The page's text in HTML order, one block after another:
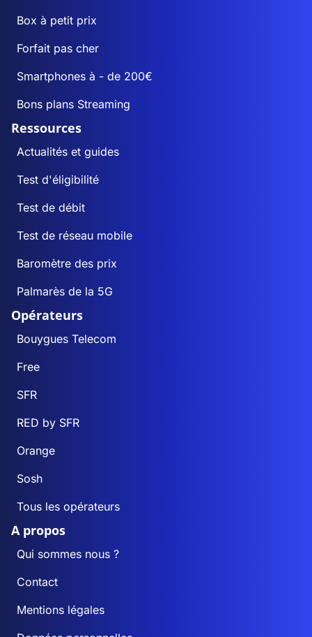
Box à petit prix
Forfait pas cher
Smartphones à - de 200€
Bons plans Streaming
Ressources
Actualités et guides
Test d'éligibilité
Test de débit
Test de réseau mobile
Baromètre des prix
Palmarès de la 5G
Opérateurs
Bouygues Telecom
Free
SFR
RED by SFR
Orange
Sosh
Tous les opérateurs
A propos
Qui sommes nous ?
Contact
Mentions légales